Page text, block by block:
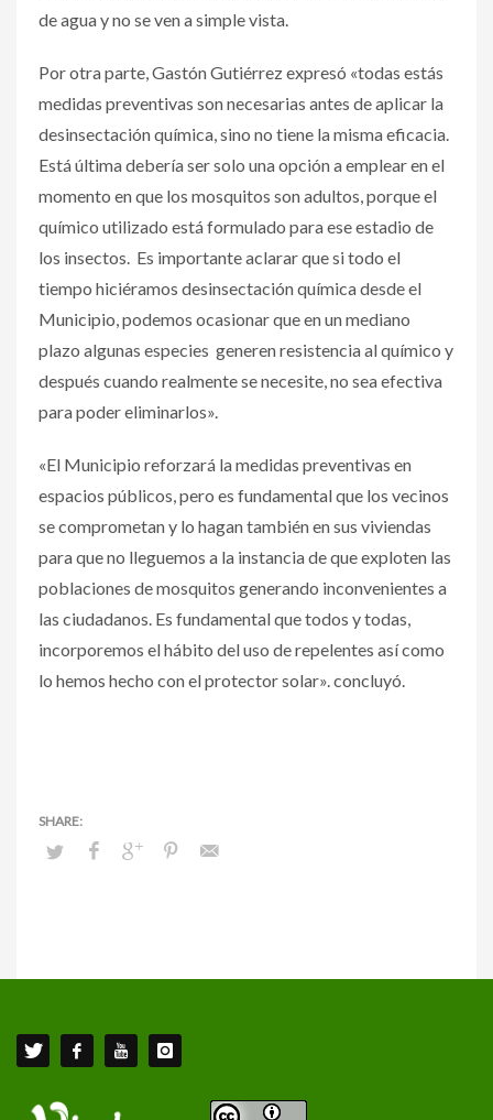
de agua y no se ven a simple vista.
Por otra parte, Gastón Gutiérrez expresó «todas estás
medidas preventivas son necesarias antes de aplicar la
desinsectación química, sino no tiene la misma eficacia.
Está última debería ser solo una opción a emplear en el
momento en que los mosquitos son adultos, porque el
químico utilizado está formulado para ese estadio de
los insectos. Es importante aclarar que si todo el
tiempo hiciéramos desinsectación química desde el
Municipio, podemos ocasionar que en un mediano
plazo algunas especies generen resistencia al químico y
después cuando realmente se necesite, no sea efectiva
para poder eliminarlos».
«El Municipio reforzará la medidas preventivas en
espacios públicos, pero es fundamental que los vecinos
se comprometan y lo hagan también en sus viviendas
para que no lleguemos a la instancia de que exploten las
poblaciones de mosquitos generando inconvenientes a
las ciudadanos. Es fundamental que todos y todas,
incorporemos el hábito del uso de repelentes así como
lo hemos hecho con el protector solar». concluyó.